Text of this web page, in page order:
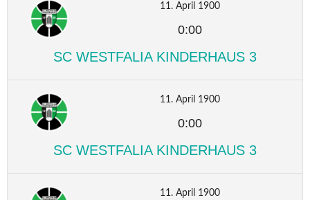
11. April 1900
0:00
SC WESTFALIA KINDERHAUS 3
11. April 1900
0:00
SC WESTFALIA KINDERHAUS 3
11. April 1900